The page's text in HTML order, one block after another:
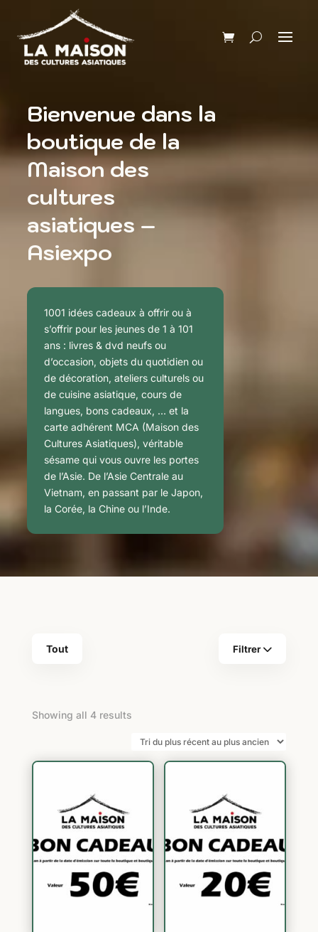
Bienvenue dans la
boutique de la
Maison des
cultures
asiatiques –
Asiexpo
1001 idées cadeaux à offrir ou à
s’offrir pour les jeunes de 1 à 101
ans : livres & dvd neufs ou
d’occasion, objets du quotidien ou
de décoration, ateliers culturels ou
de cuisine asiatique, cours de
langues, bons cadeaux, … et la
carte adhérent MCA (Maison des
Cultures Asiatiques), véritable
sésame qui vous ouvre les portes
de l’Asie. De l’Asie Centrale au
Vietnam, en passant par le Japon,
la Corée, la Chine ou l’Inde.
Tout Filtrer
Showing all 4 resultsSorted
latest